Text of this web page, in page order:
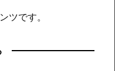
ツです。